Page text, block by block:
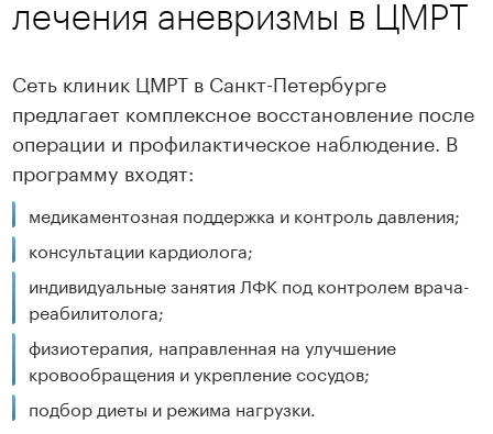
лечения аневризмы в ЦМРТ
Сеть клиник ЦМРТ в Санкт-Петербурге
предлагает комплексное восстановление после
операции и профилактическое наблюдение. В
программу входят:
медикаментозная поддержка и контроль давления;
консультации кардиолога;
индивидуальные занятия ЛФК под контролем врача-
реабилитолога;
физиотерапия, направленная на улучшение
кровообращения и укрепление сосудов;
подбор диеты и режима нагрузки.